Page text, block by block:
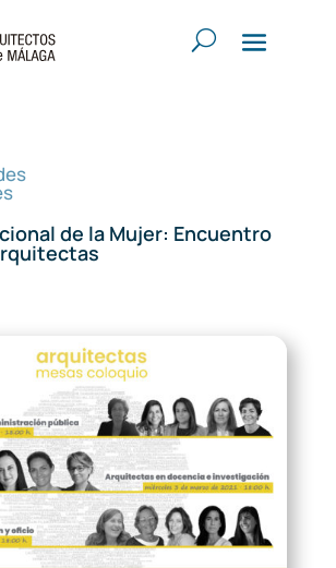
de la Mujer: Encuentro